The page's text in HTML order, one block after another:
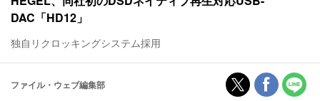
DAC「HD12」
独自リクロッキングシステム採用
ファイル・ウェブ編集部